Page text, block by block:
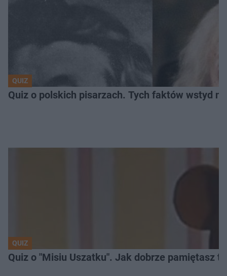
QUIZ
Quiz o polskich pisarzach. Tych faktów wstyd
QUIZ
Quiz o "Misiu Uszatku". Jak dobrze pamiętasz